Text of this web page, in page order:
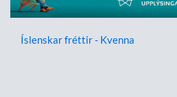
Íslenskar fréttir - Kvenna